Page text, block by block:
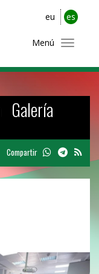
eu es
Menú
Galería
Compartir